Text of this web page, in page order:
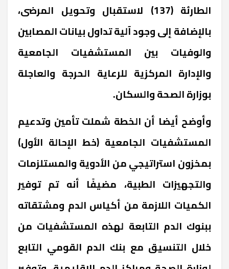
الطارئة (137) لاستقبال وتحويل المرضى،
بالإضافة إلى وجود آلية تداول بيانات المصابين
والوفيات بين المستشفيات الجامعية
والإدارة المركزية للرعاية الحرجة والعاجلة
بوزارة الصحة والسكان.
وأوضح أيضا أن الخطة شملت تأمين وتدعيم
المستشفيات الجامعية (خط الإحالة الأول)
بمخزون استراتيجي من الأدوية والمستلزمات
والتجهيزات الطبية، مضيفًا أنه تم توفير
الكميات اللازمة من أكياس الدم ومشتقاته
ببنوك الدم التابعة لهذه المستشفيات من
خلال التنسيق مع بنك الدم القومي التابع